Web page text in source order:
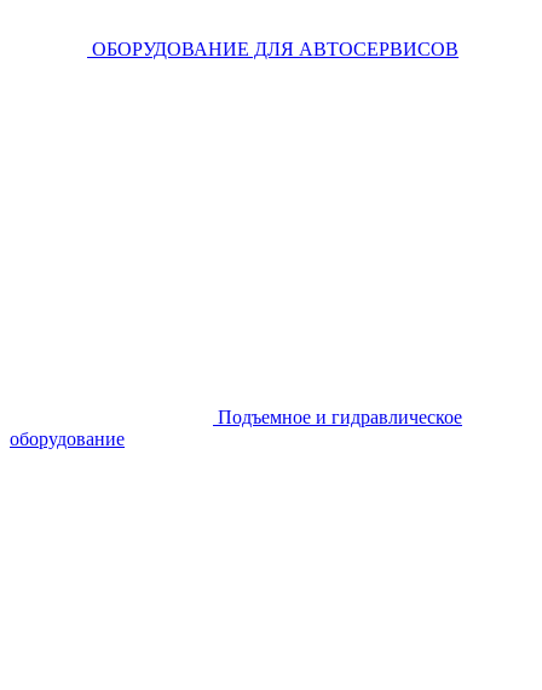
ОБОРУДОВАНИЕ ДЛЯ АВТОСЕРВИСОВ
Подъемное и гидравлическое
оборудование